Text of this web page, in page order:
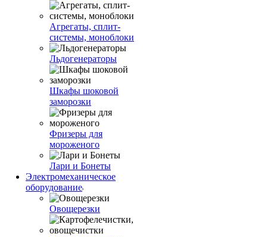
Агрегаты, сплит-
системы, моноблоки
Льдогенераторы
Шкафы шоковой
заморозки
Фризеры для
мороженого
Лари и Бонеты
Электромеханическое
оборудование
Овощерезки